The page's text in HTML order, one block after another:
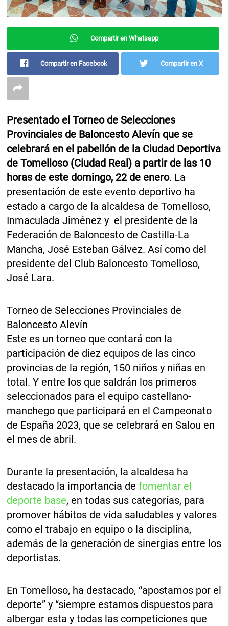
Compartir en Whatsapp
Compartir en Facebook Compartir en X
Presentado el Torneo de Selecciones
Provinciales de Baloncesto Alevín que se
celebrará en el pabellón de la Ciudad Deportiva
de Tomelloso (Ciudad Real) a partir de las 10
horas de este domingo, 22 de enero. La
presentación de este evento deportivo ha
estado a cargo de la alcaldesa de Tomelloso,
Inmaculada Jiménez y el presidente de la
Federación de Baloncesto de Castilla-La
Mancha, José Esteban Gálvez. Así como del
presidente del Club Baloncesto Tomelloso,
José Lara.
Torneo de Selecciones Provinciales de
Baloncesto Alevín
Este es un torneo que contará con la
participación de diez equipos de las cinco
provincias de la región, 150 niños y niñas en
total. Y entre los que saldrán los primeros
seleccionados para el equipo castellano-
manchego que participará en el Campeonato
de España 2023, que se celebrará en Salou en
el mes de abril.
Durante la presentación, la alcaldesa ha
destacado la importancia defomentar el
deporte base, en todas sus categorías, para
promover hábitos de vida saludables y valores
como el trabajo en equipo o la disciplina,
además de la generación de sinergias entre los
deportistas.
En Tomelloso, ha destacado, “apostamos por el
deporte” y “siempre estamos dispuestos para
albergar esta y todas las competiciones que